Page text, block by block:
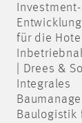
für die
| Drees &
Integrales
Baulogistik